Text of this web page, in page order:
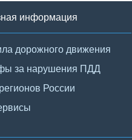
информация
дорожного движения
за нарушения ПДД
России